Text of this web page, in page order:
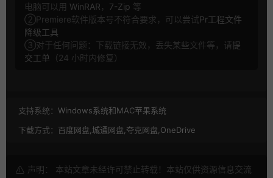
电脑可以用 WinRAR ， 7-Zip 等
②Premiere软件版本号不符合要求，可以尝试Pr工程文件
降级工具
③对于任何问题：下载链接无效，丢失某些文件等，请提
交工单 （24 小时内修复）
支持系统： Windows系统和MAC苹果系统
下载方式： 百度网盘,城通网盘,夸克网盘,OneDrive
声明： 本站文章未经许可禁止转载！本站仅供资源信息交流